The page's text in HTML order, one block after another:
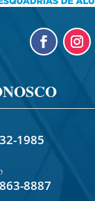
1985
8887